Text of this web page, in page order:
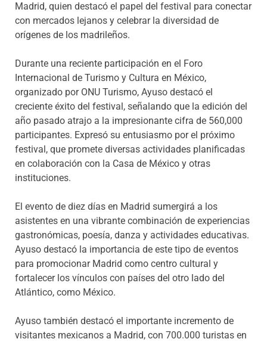
Madrid, quien destacó el papel del festival para conectar
con mercados lejanos y celebrar la diversidad de
orígenes de los madrileños.
Durante una reciente participación en el Foro
Internacional de Turismo y Cultura en México,
organizado por ONU Turismo, Ayuso destacó el
creciente éxito del festival, señalando que la edición del
año pasado atrajo a la impresionante cifra de 560,000
participantes. Expresó su entusiasmo por el próximo
festival, que promete diversas actividades planificadas
en colaboración con la Casa de México y otras
instituciones.
El evento de diez días en Madrid sumergirá a los
asistentes en una vibrante combinación de experiencias
gastronómicas, poesía, danza y actividades educativas.
Ayuso destacó la importancia de este tipo de eventos
para promocionar Madrid como centro cultural y
fortalecer los vínculos con países del otro lado del
Atlántico, como México.
Ayuso también destacó el importante incremento de
visitantes mexicanos a Madrid, con 700.000 turistas en